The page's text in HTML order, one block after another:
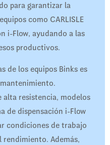
para garantizar la
como CARLISLE
i-Flow, ayudando a las
productivos.
de los equipos Binks es
alta resistencia, modelos
de dispensación i-Flow
condiciones de trabajo
rendimiento. Además,